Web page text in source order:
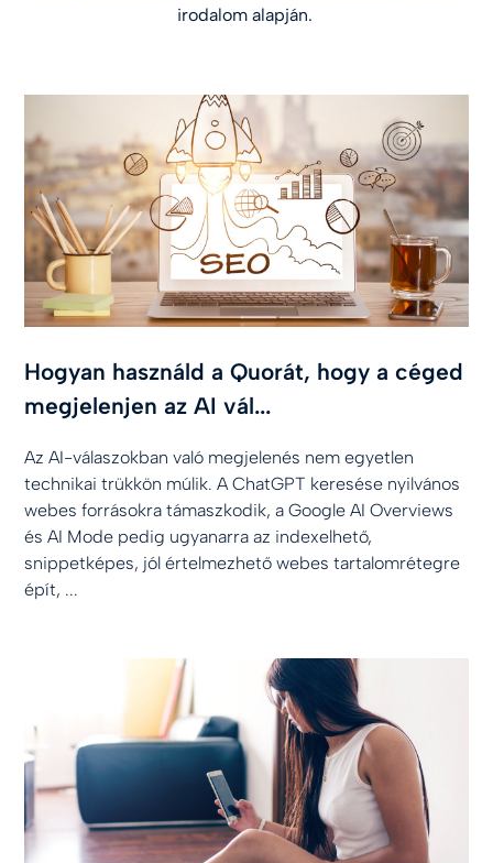
irodalom alapján.
Hogyan használd a Quorát, hogy a céged
megjelenjen az AI vál...
Az AI-válaszokban való megjelenés nem egyetlen
technikai trükkön múlik. A ChatGPT keresése nyilvános
webes forrásokra támaszkodik, a Google AI Overviews
és AI Mode pedig ugyanarra az indexelhető,
snippetképes, jól értelmezhető webes tartalomrétegre
épít, ...